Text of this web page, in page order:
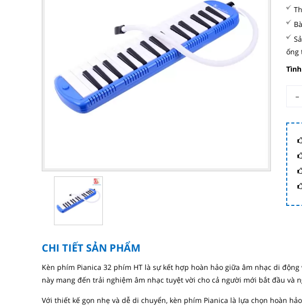
ống
–
CHI TIẾT SẢN PHẨM
Kèn phím Pianica 32 phím HT là sự kết hợp hoàn hảo giữa âm nhạc di
này mang đến trải nghiệm âm nhạc tuyệt vời cho cả người mới bắt đầu và
Với thiết kế gọn nhẹ và dễ di chuyển, kèn phím Pianica là lựa chọn hoàn